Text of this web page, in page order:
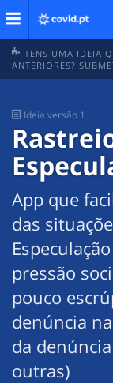
TENS UMA IDEIA
ANTERIORES?
Ideia versão 1
App que
das
pressão
pouco
denúncia
da
outras)